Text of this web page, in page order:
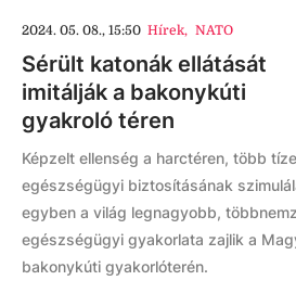
2024. 05. 08., 15:50 Hírek, NATO
Sérült katonák ellátását
imitálják a bakonykúti
gyakroló téren
Képzelt ellenség a harctéren, több
egészségügyi biztosításának
egyben a világ legnagyobb,
egészségügyi gyakorlata zajlik a
bakonykúti gyakorlóterén.